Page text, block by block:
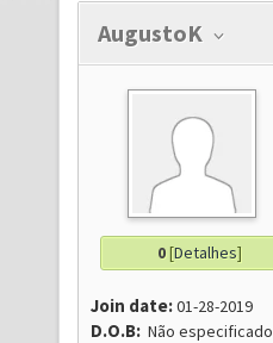
AugustoK
0[Detalhes]
Join date:01-28-2019
D.O.B: Não especificado